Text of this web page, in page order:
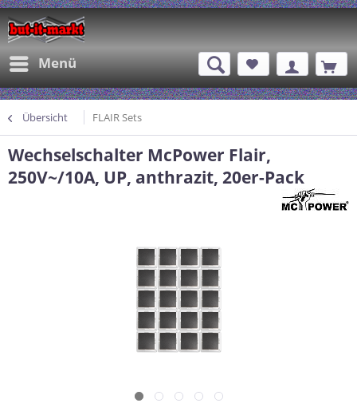
Menü
Übersicht FLAIR Sets
Wechselschalter McPower Flair,
250V~/10A, UP, anthrazit, 20er-Pack